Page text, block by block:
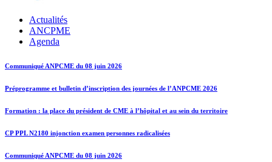
Actualités
ANCPME
Agenda
Communiqué ANPCME du 08 juin 2026
Préprogramme et bulletin d’inscription des journées de l’ANPCME 2026
Formation : la place du président de CME à l’hôpital et au sein du territoire
CP PPL N2180 injonction examen personnes radicalisées
Communiqué ANPCME du 08 juin 2026